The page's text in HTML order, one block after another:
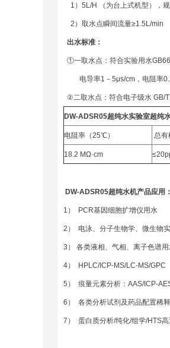
1）5L/H （为台上式机型），规
2）取水点瞬间流量≥1.5L/min
出水标准：
①一取水点：符合实验用水
电导率1－5μs/cm，电阻率
②二取水点：符合电子级水 GB/
DW-ADSR05超纯水实验室超纯
电阻率（25℃） 总有
18.2 MΩ·cm
DW-ADSR05超纯水机产品应用：
1） PCR基因细胞扩增仪用水
2） 电泳、分子生物学、微生物
3） 各类液相、气相、离子色谱用
4） HPLC/ICP-MS/LC-MS/GPC
5） 痕量元素分析：AAS/ICP-
6） 各类分析试剂及药品配置稀
7） 蛋白质分析/纯化/组学/HTS